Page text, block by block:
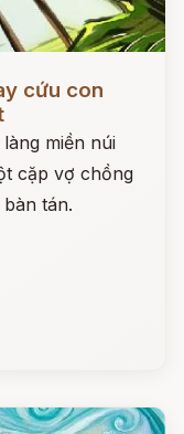
cứu con
miền núi
cặp vợ chồng
tán.